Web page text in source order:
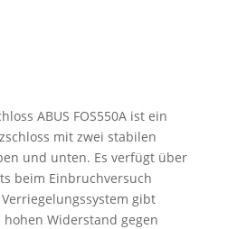
ABUS FOS550A ist ein
mit zwei stabilen
und unten. Es verfügt über
beim Einbruchversuch
gibt
hohen Widerstand gegen